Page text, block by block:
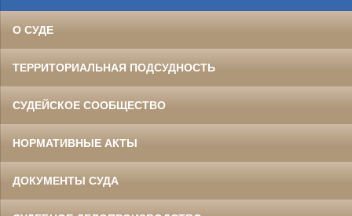
О СУДЕ
ТЕРРИТОРИАЛЬНАЯ ПОДСУДНОСТЬ
СУДЕЙСКОЕ СООБЩЕСТВО
НОРМАТИВНЫЕ АКТЫ
ДОКУМЕНТЫ СУДА